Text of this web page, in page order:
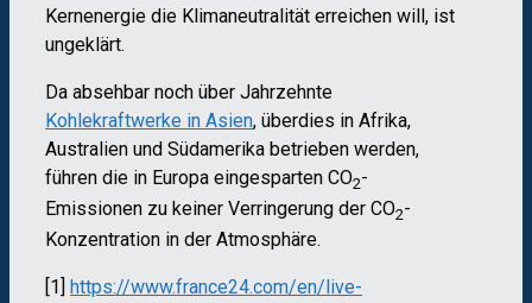
Kernenergie die Klimaneutralität erreichen will, ist
ungeklärt.
Da absehbar noch über Jahrzehnte
Kohlekraftwerke in Asien, überdies in Afrika,
Australien und Südamerika betrieben werden,
führen die in Europa eingesparten CO2-
Emissionen zu keiner Verringerung der CO2-
Konzentration in der Atmosphäre.
[1]
https://www.france24.com/en/live-